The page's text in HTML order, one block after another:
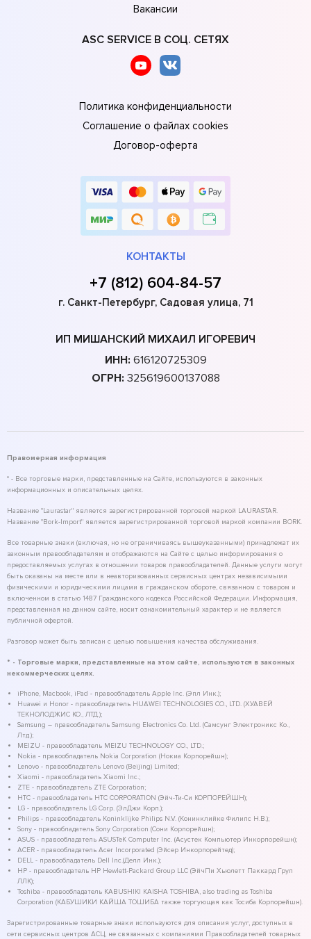
Вакансии
ASC SERVICE В СОЦ. СЕТЯХ
Политика конфиденциальности
Соглашение о файлах cookies
Договор-оферта
КОНТАКТЫ
+7 (812) 604-84-57
г. Санкт-Петербург, Садовая улица, 71
ИП МИШАНСКИЙ МИХАИЛ ИГОРЕВИЧ
ИНН: 616120725309
ОГРН: 325619600137088
Правомерная информация
* - Все торговые марки, представленные на Сайте, используются в законных
информационных и описательных целях.
Название "Laurastar" является зарегистрированной торговой маркой LAURASTAR.
Название "Bork-Import" является зарегистрированной торговой маркой компании BORK.
Все товарные знаки (включая, но не ограничиваясь вышеуказанными) принадлежат их
законным правообладателям и отображаются на Сайте с целью информирования о
предоставляемых услугах в отношении товаров правообладателей. Данные услуги могут
быть оказаны на месте или в неавторизованных сервисных центрах независимыми
физическими и юридическими лицами в гражданском обороте, связанном с товаром и
включенном в статью 1487 Гражданского кодекса Российской Федерации. Информация,
представленная на данном сайте, носит ознакомительный характер и не является
публичной офертой.
Разговор может быть записан с целью повышения качества обслуживания.
* - Торговые марки, представленные на этом сайте, используются в законных
некоммерческих целях.
iPhone, Macbook, iPad - правообладатель Apple Inc. (Эпл Инк.);
Huawei и Honor - правообладатель HUAWEI TECHNOLOGIES CO., LTD. (ХУАВЕЙ
ТЕКНОЛОДЖИС КО., ЛТД.);
Samsung – правообладатель Samsung Electronics Co. Ltd. (Самсунг Электроникс Ко.,
Лтд.);
MEIZU - правообладатель MEIZU TECHNOLOGY CO., LTD.;
Nokia - правообладатель Nokia Corporation (Нокиа Корпорейшн);
Lenovo - правообладатель Lenovo (Beijing) Limited;
Xiaomi - правообладатель Xiaomi Inc.;
ZTE - правообладатель ZTE Corporation;
HTC - правообладатель HTC CORPORATION (Эйч-Ти-Си КОРПОРЕЙШН);
LG - правообладатель LG Corp. (ЭлДжи Корп.);
Philips - правообладатель Koninklijke Philips N.V. (Конинклийке Филипс Н.В.);
Sony - правообладатель Sony Corporation (Сони Корпорейшн);
ASUS - правообладатель ASUSTeK Computer Inc. (Асустек Компьютер Инкорпорейшн);
ACER - правообладатель Acer Incorporated (Эйсер Инкорпорейтед);
DELL - правообладатель Dell Inc.(Делл Инк.);
HP - правообладатель HP Hewlett-Packard Group LLC (ЭйчПи Хьюлетт Паккард Груп
ЛЛК);
Toshiba - правообладатель KABUSHIKI KAISHA TOSHIBA, also trading as Toshiba
Corporation (КАБУШИКИ КАЙША ТОШИБА также торгующая как Тосиба Корпорейшн).
Зарегистрированные товарные знаки используются для описания услуг, доступных в
сети сервисных центров АСЦ, не связанных с компаниями Правообладателей товарных